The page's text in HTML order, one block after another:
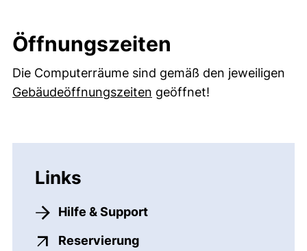
Öffnungszeiten
Die Computerräume sind gemäß den jeweiligen
Gebäudeöffnungszeiten (externer Link, öffnet
geöffnet!
Links
Hilfe & Support
Reservierung(externer Link, öffnet